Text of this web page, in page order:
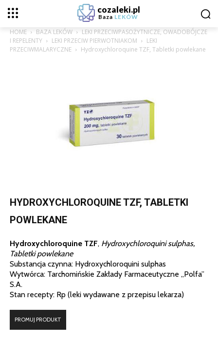
cozaleki.pl
Baza LEKÓW
HOME BAZA LEKÓW
LEKI PRZECIWPASOŻYTNICZE, OWADOBÓJCZE
I REPELENTY
LEKI PRZECIW PIERWOTNIAKOM
LEKI
PRZECIWMALARYCZNE
Hydroxychloroquine TZF, Tabletki powlekane
HYDROXYCHLOROQUINE TZF, TABLETKI
POWLEKANE
Hydroxychloroquine TZF, Hydroxychloroquini sulphas,
Tabletki powlekane
Substancja czynna: Hydroxychloroquini sulphas
Wytwórca: Tarchomińskie Zakłady Farmaceutyczne „Polfa”
S.A.
Stan recepty: Rp (leki wydawane z przepisu lekarza)
PROMUJ PRODUKT